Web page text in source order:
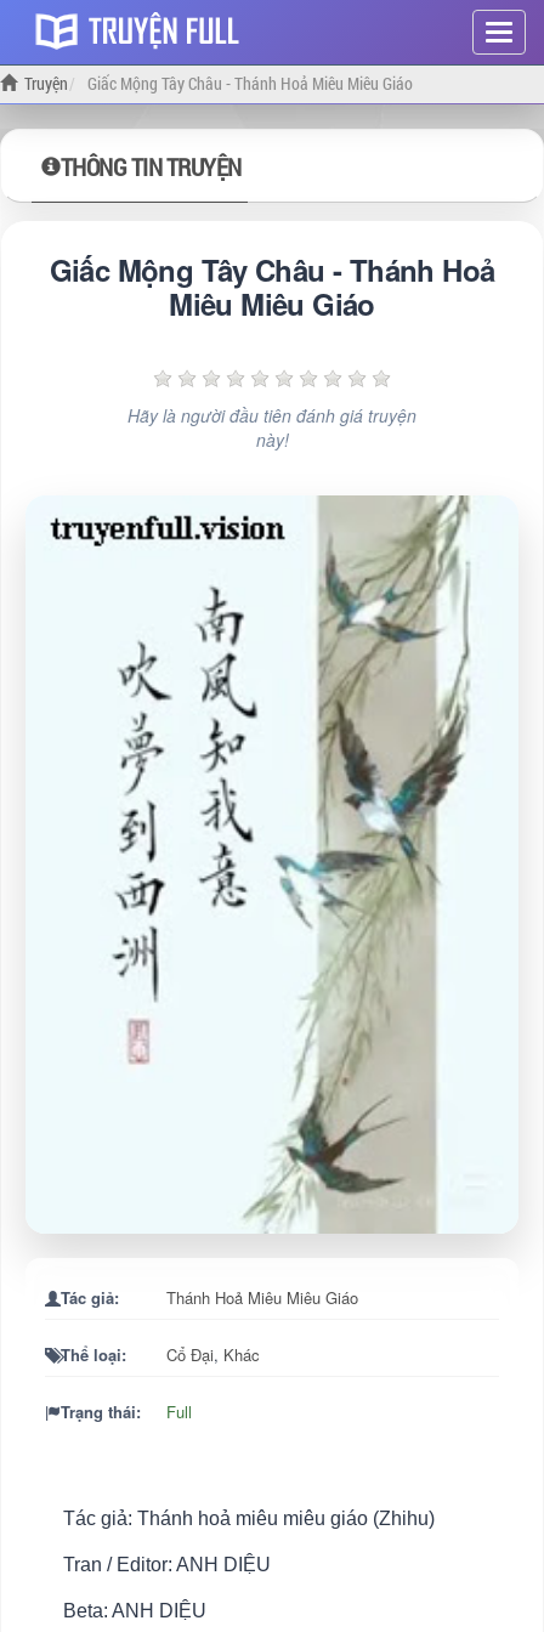
Hiện
menu
Truyện Giấc Mộng Tây Châu - Thánh Hoả Miêu Miêu Giáo
THÔNG TIN TRUYỆN
Giấc Mộng Tây Châu - Thánh Hoả
Miêu Miêu Giáo
Hãy là người đầu tiên đánh giá truyện
này!
Tác giả: Thánh Hoả Miêu Miêu Giáo
Thể loại: Cổ Đại, Khác
Trạng thái: Full
Tác giả: Thánh hoả miêu miêu giáo (Zhihu)
Tran / Editor: ANH DIỆU
Beta: ANH DIỆU